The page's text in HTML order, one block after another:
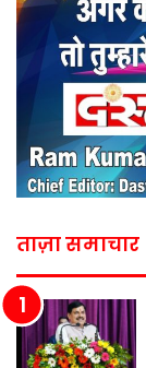
ताज़ा समाचार